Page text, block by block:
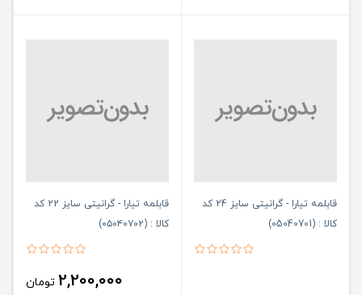
قابلمه تیارا - گرانیتی سایز 24 کد
کالا : (05040701)
قابلمه تیارا - گرانیتی سایز 22 کد
کالا : (۰۵۰۴۰۷۰۲)
2,200,000 تومان